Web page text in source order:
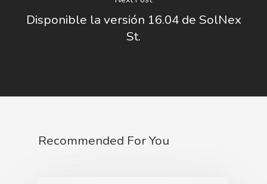
Disponible la versión 16.04 de SolNex
St.
Recommended For You